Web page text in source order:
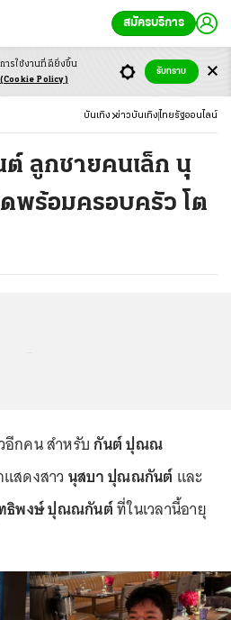
สมัครบริการ
บันเทิง ข่าวบันเทิง ไทยรัฐออนไลน์
ลูกชายคนเล็ก นุ
พร้อมครอบครัว โต
อีกคน สำหรับกันต์ ปุณณ
สดงสาว นุสบา ปุณณกันต์ และ
ธิพงษ์ ปุณณกันต์ที่ในเวลานี้อายุ
ารใช้งานที่ดียิ่งขึ้น
(Cookie Policy)
รับทราบ